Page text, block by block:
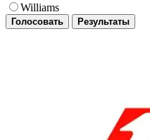
Williams
Голосовать Результаты